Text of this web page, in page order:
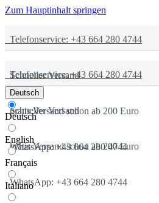
Zum Hauptinhalt springen
Telefonservice: +43 664 280 4744
Schneller Versand
gratis Versand schon ab 200 Euro
WhatsApp: +43 664 280 4744
Telefonservice: +43 664 280 4744
Schneller Versand
gratis Versand schon ab 200 Euro
WhatsApp: +43 664 280 4744
Deutsch
Deutsch
English
Français
Italiano